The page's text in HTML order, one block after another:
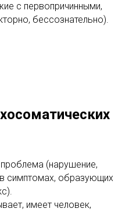
с первопричинными,
бессознательно).
(нарушение,
симптомах, образующих
имеет человек,